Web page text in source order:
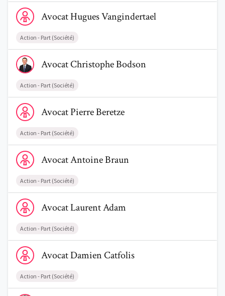
Voir le profil de AvocatHugues Vangindertael
AvocatHuguesVangindertael
Action - Part (Société)
Voir le profil de AvocatChristophe Bodson
AvocatChristopheBodson
Action - Part (Société)
Voir le profil de AvocatPierre Beretze
AvocatPierreBeretze
Action - Part (Société)
Voir le profil de AvocatAntoine Braun
AvocatAntoineBraun
Action - Part (Société)
Voir le profil de AvocatLaurent Adam
AvocatLaurentAdam
Action - Part (Société)
Voir le profil de AvocatDamien Catfolis
AvocatDamienCatfolis
Action - Part (Société)
Voir le profil de AvocatHugo Alexander Christiaens Langlet